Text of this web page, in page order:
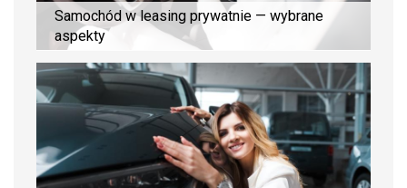
Samochód w leasing prywatnie — wybrane
aspekty